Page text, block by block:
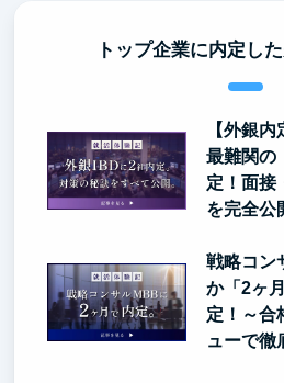
トップ企業に内定し
【外銀内
最難関の
定！面接
を完全公
戦略コン
か「2ヶ
定！～合
ューで徹